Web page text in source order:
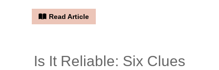
Read Article
Is It Reliable: Six Clues